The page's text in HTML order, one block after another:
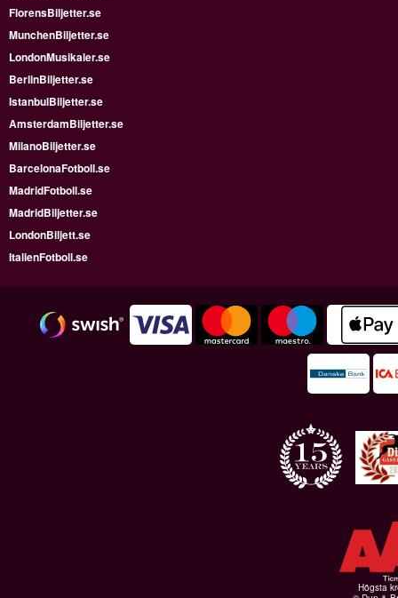
FlorensBiljetter.se
MunchenBiljetter.se
LondonMusikaler.se
BerlinBiljetter.se
IstanbulBiljetter.se
AmsterdamBiljetter.se
MilanoBiljetter.se
BarcelonaFotboll.se
MadridFotboll.se
MadridBiljetter.se
LondonBiljett.se
ItalienFotboll.se
Högsta